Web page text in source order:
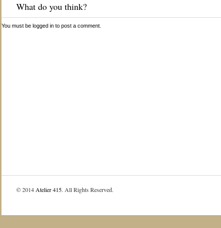
What do you think?
You must be logged into post a comment.
© 2014 Atelier 415. All Rights Reserved.